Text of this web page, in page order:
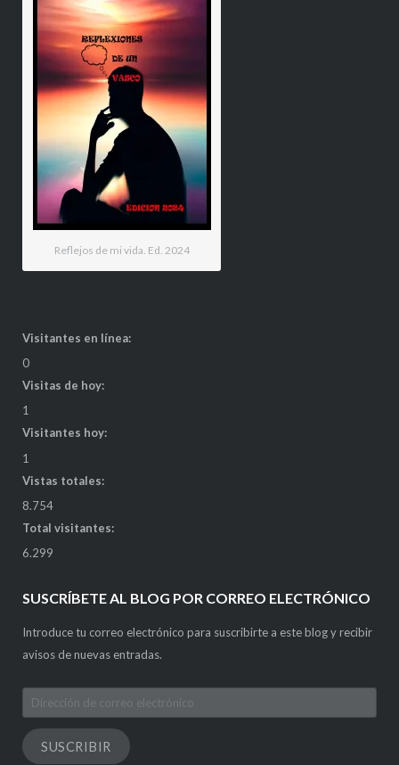
Reflejos de mi vida. Ed. 2024
Visitantes en línea:
0
Visitas de hoy:
1
Visitantes hoy:
1
Vistas totales:
8.754
Total visitantes:
6.299
SUSCRÍBETE AL BLOG POR CORREO ELECTRÓNICO
Introduce tu correo electrónico para suscribirte a este blog y recibir
avisos de nuevas entradas.
Dirección
de
correoSUSCRIBIR